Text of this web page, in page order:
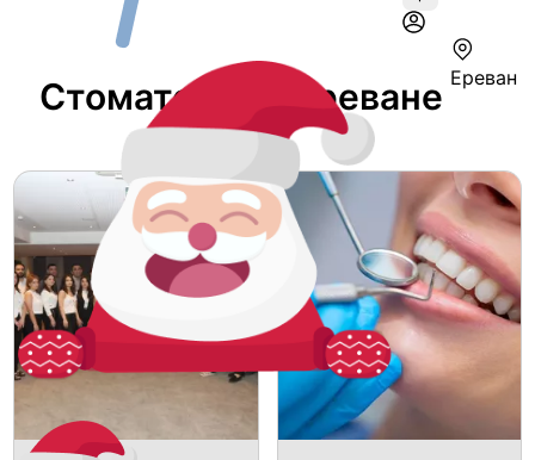
Ереван
Стоматолог В Ереване